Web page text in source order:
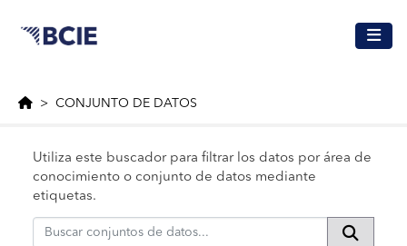
CONJUNTO DE DATOS
Utiliza este buscador para filtrar los datos por área de
conocimiento o conjunto de datos mediante
etiquetas.